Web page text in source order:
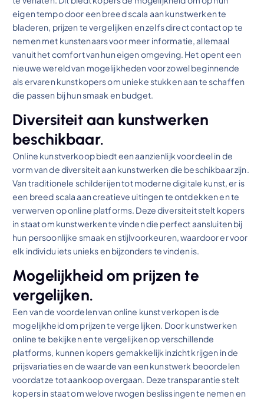
eigen tempo door een breed scala aan kunstwerken te
bladeren, prijzen te vergelijken en zelfs direct contact op te
nemen met kunstenaars voor meer informatie, allemaal
vanuit het comfort van hun eigen omgeving. Het opent een
nieuwe wereld van mogelijkheden voor zowel beginnende
als ervaren kunstkopers om unieke stukken aan te schaffen
die passen bij hun smaak en budget.
Diversiteit aan kunstwerken
beschikbaar.
Online kunstverkoop biedt een aanzienlijk voordeel in de
vorm van de diversiteit aan kunstwerken die beschikbaar zijn.
Van traditionele schilderijen tot moderne digitale kunst, er is
een breed scala aan creatieve uitingen te ontdekken en te
verwerven op online platforms. Deze diversiteit stelt kopers
in staat om kunstwerken te vinden die perfect aansluiten bij
hun persoonlijke smaak en stijlvoorkeuren, waardoor er voor
elk individu iets unieks en bijzonders te vinden is.
Mogelijkheid om prijzen te
vergelijken.
Een van de voordelen van online kunst verkopen is de
mogelijkheid om prijzen te vergelijken. Door kunstwerken
online te bekijken en te vergelijken op verschillende
platforms, kunnen kopers gemakkelijk inzicht krijgen in de
prijsvariaties en de waarde van een kunstwerk beoordelen
voordat ze tot aankoop overgaan. Deze transparantie stelt
kopers in staat om weloverwogen beslissingen te nemen en